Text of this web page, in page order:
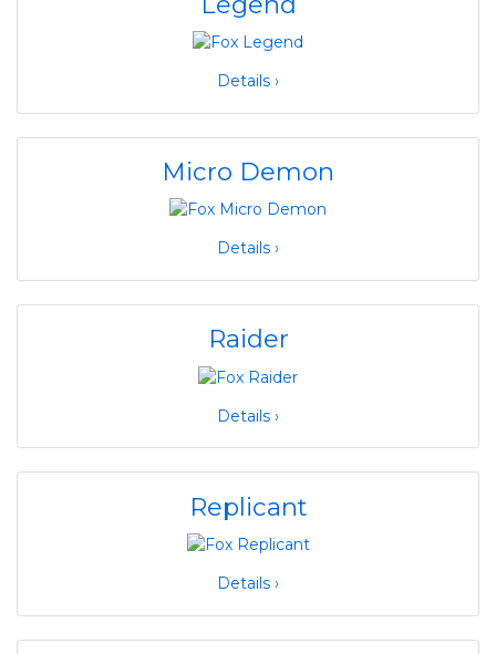
Details ›
Micro Demon
Details ›
Raider
Details ›
Replicant
Details ›